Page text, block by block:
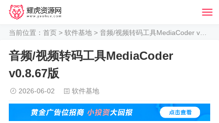
当前位置： 首页 > 软件基地 > 音频/视频转码工具MediaCoder v0.8.67版
音频/视频转码工具MediaCoder
v0.8.67版
2026-06-02 软件基地